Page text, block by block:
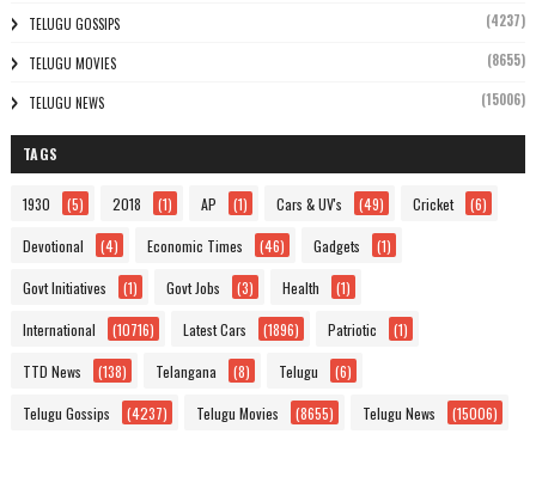
TELUGU GOSSIPS (4237)
TELUGU MOVIES (8655)
TELUGU NEWS (15006)
TAGS
1930 (5) 2018 (1) AP (1) Cars & UV's (49) Cricket (6)
Devotional (4) Economic Times (46) Gadgets (1)
Govt Initiatives (1) Govt Jobs (3) Health (1)
International (10716) Latest Cars (1896) Patriotic (1)
TTD News (138) Telangana (8) Telugu (6)
Telugu Gossips (4237) Telugu Movies (8655) Telugu News (15006)